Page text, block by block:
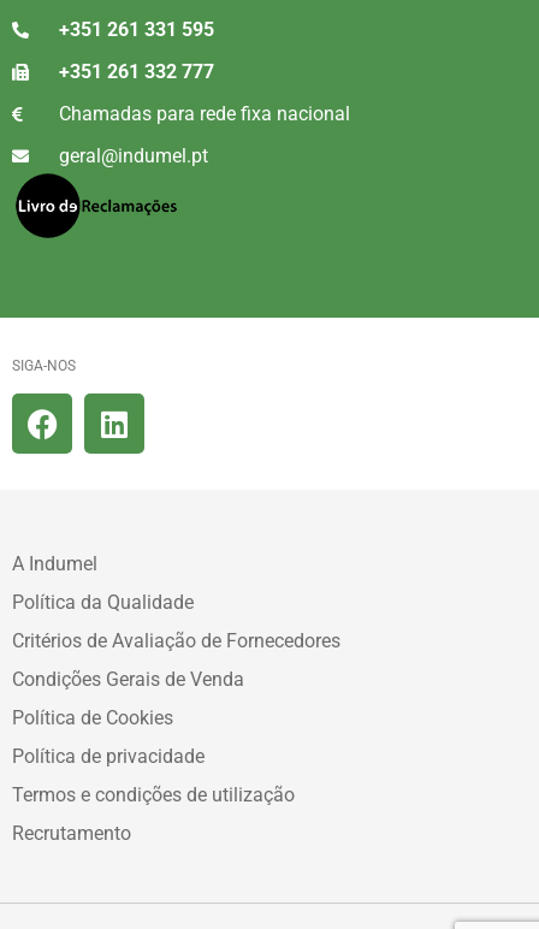
+351 261 331 595
+351 261 332 777
Chamadas para rede fixa nacional
geral@indumel.pt
SIGA-NOS
A Indumel
Política da Qualidade
Critérios de Avaliação de Fornecedores
Condições Gerais de Venda
Política de Cookies
Política de privacidade
Termos e condições de utilização
Recrutamento